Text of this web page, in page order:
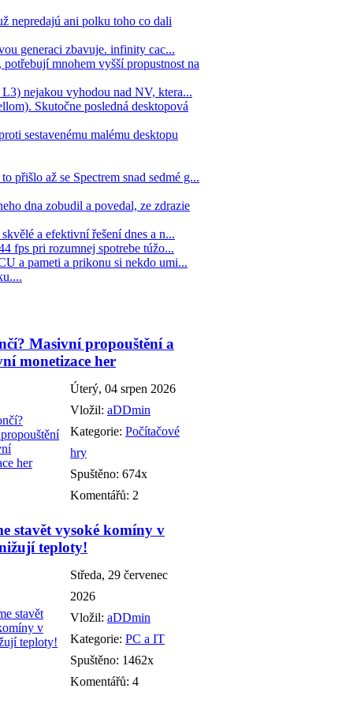
nepredajú ani polku toho co dali
generaci zbavuje. infinity cac...
mnohem vyšší propustnost na
nejakou vyhodou nad NV, ktera...
Skutočne posledná desktopová
sestavenému malému desktopu
až se Spectrem snad sedmé g...
dna zobudil a povedal, ze zdrazie
a efektivní řešení dnes a n...
fps pri rozumnej spotrebe túžo...
a pameti a prikonu si nekdo umi...
Masivní propouštění a
monetizace her
Úterý, 04 srpen 2026
Vložil: aDDmin
Kategorie: Počítačové
hry
Spuštěno: 674x
Komentářů: 2
stavět vysoké komíny v
teploty!
Středa, 29 červenec
2026
Vložil: aDDmin
Kategorie: PC a IT
Spuštěno: 1462x
Komentářů: 4